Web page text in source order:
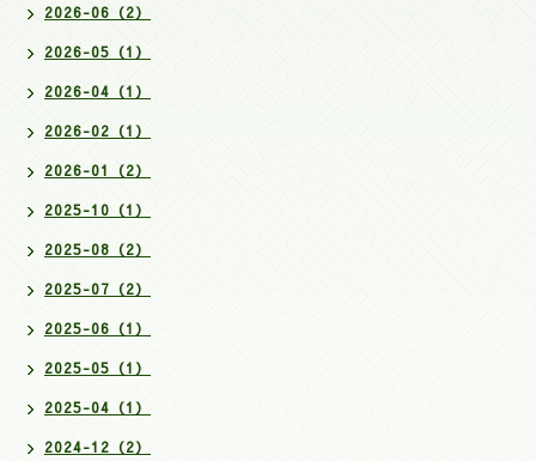
2026-06（2）
2026-05（1）
2026-04（1）
2026-02（1）
2026-01（2）
2025-10（1）
2025-08（2）
2025-07（2）
2025-06（1）
2025-05（1）
2025-04（1）
2024-12（2）